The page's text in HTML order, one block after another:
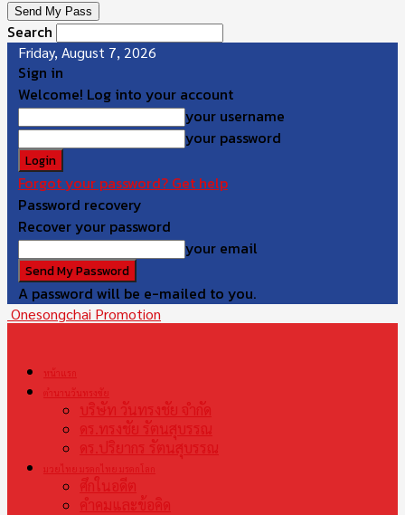
Search
Friday, August 7, 2026
Sign in
Welcome! Log into your account
your username
your password
Forgot your password? Get help
Password recovery
Recover your password
your email
A password will be e-mailed to you.
Onesongchai Promotion
หน้าแรก
ตำนานวันทรงชัย
บริษัท วันทรงชัย จำกัด
ดร.ทรงชัย รัตนสุบรรณ
ดร.ปริยากร รัตนสุบรรณ
มวยไทย มรดกไทย มรดกโลก
ศึกในอดีต
คำคมและข้อคิด